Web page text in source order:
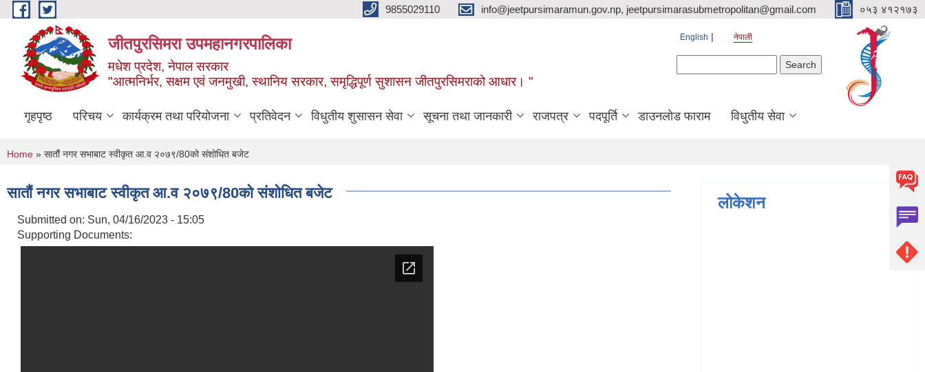
Skip to main content 9855029110 info@jeetpursimaramun.gov.np, jeetpursimarasubmetropolitan@gmail.com ०५३ ४१२१७३
जीतपुरसिमरा उपमहानगरपालिका
मधेश प्रदेश, नेपाल सरकार
"आत्मनिर्भर, सक्षम एवं जनमुखी, स्थानिय सरकार, समृद्धिपूर्ण सुशासन जीतपुरसिमराको आधार। "
English नेपाली
गृहपृष्ठ परिचय कार्यक्रम तथा परियोजना प्रतिवेदन विधुतीय शुसासन सेवा सूचना तथा जानकारी राजपत्र पदपूर्ति डाउनलोड फाराम विधुतीय सेवा
You are here
Home » सातौं नगर सभाबाट स्वीकृत आ.व २०७९/80को संशोधित बजेट
सातौं नगर सभाबाट स्वीकृत आ.व २०७९/80को संशोधित बजेट
Submitted on: Sun, 04/16/2023 - 15:05
Supporting Documents:
लोकेशन